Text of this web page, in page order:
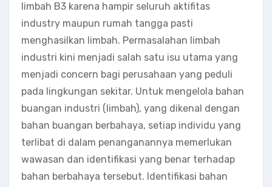
limbah B3 karena hampir seluruh aktifitas
industry maupun rumah tangga pasti
menghasilkan limbah. Permasalahan limbah
industri kini menjadi salah satu isu utama yang
menjadi concern bagi perusahaan yang peduli
pada lingkungan sekitar. Untuk mengelola bahan
buangan industri (limbah), yang dikenal dengan
bahan buangan berbahaya, setiap individu yang
terlibat di dalam penanganannya memerlukan
wawasan dan identifikasi yang benar terhadap
bahan berbahaya tersebut. Identifikasi bahan